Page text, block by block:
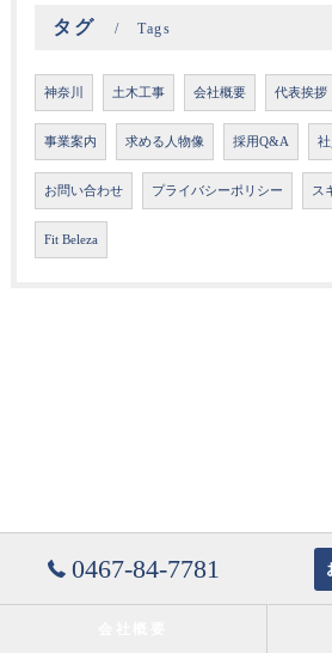
タグ Tags
神奈川 土木工事 会社概要 代表挨拶
事業案内 求める人物像 採用Q&A
お問い合わせ プライバシーポリシー ス
Fit Beleza
0467-84-7781